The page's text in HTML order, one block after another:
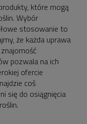
które mogą
Wybór
stosowanie to
że każda uprawa
pozwala na ich
ofercie
coś
się do osiągnięcia